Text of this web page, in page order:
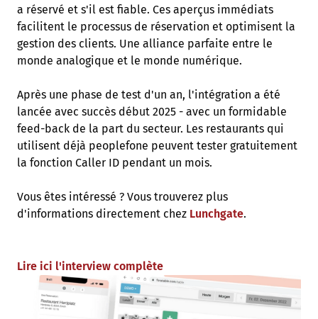
a réservé et s'il est fiable. Ces aperçus immédiats
facilitent le processus de réservation et optimisent la
gestion des clients. Une alliance parfaite entre le
monde analogique et le monde numérique.
Après une phase de test d'un an, l'intégration a été
lancée avec succès début 2025 - avec un formidable
feed-back de la part du secteur. Les restaurants qui
utilisent déjà peoplefone peuvent tester gratuitement
la fonction Caller ID pendant un mois.
Vous êtes intéressé ? Vous trouverez plus
d'informations directement chez Lunchgate.
Lire ici l'interview complète